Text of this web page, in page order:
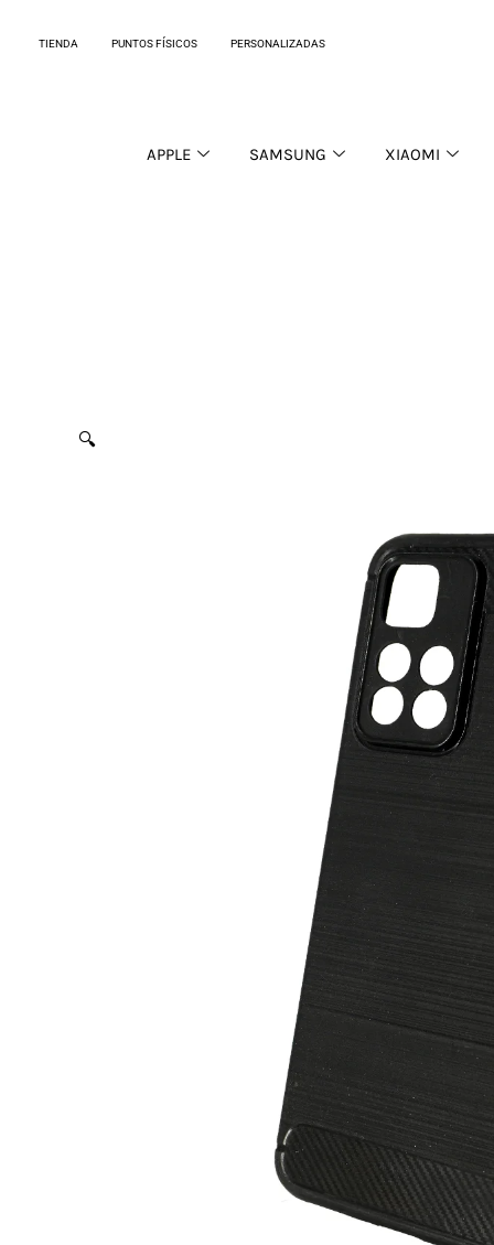
TIENDA PUNTOS FÍSICOS PERSONALIZADAS
APPLE SAMSUNG XIAOMI
🔍